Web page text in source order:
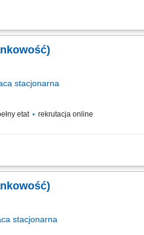
realizacja celów sprzedażowych;
stacjonarna
etat rekrutacja online
realizacja celów sprzedażowych;
stacjonarna